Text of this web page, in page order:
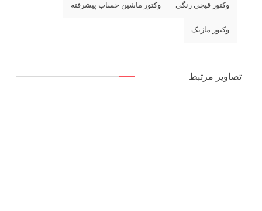
وکتور قیچی رنگی وکتور ماشین حساب پیشرفته
وکتور ماژیک
تصاویر مرتبط